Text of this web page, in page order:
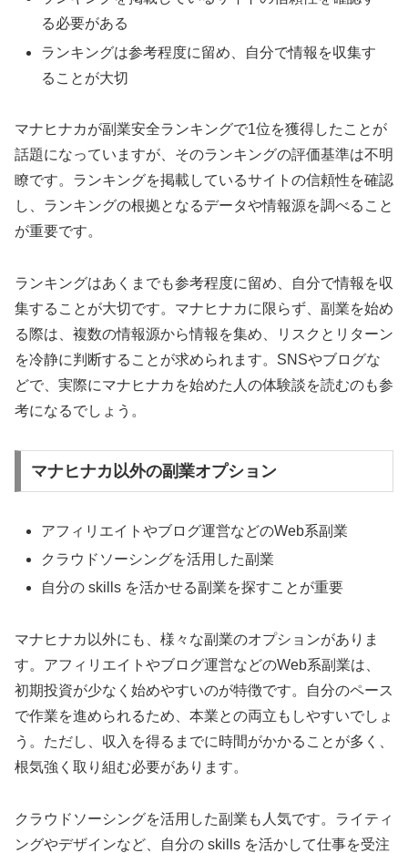
る必要がある
ランキングは参考程度に留め、自分で情報を収集す
ることが大切
マナヒナカが副業安全ランキングで1位を獲得したことが
話題になっていますが、そのランキングの評価基準は不明
瞭です。ランキングを掲載しているサイトの信頼性を確認
し、ランキングの根拠となるデータや情報源を調べること
が重要です。
ランキングはあくまでも参考程度に留め、自分で情報を収
集することが大切です。マナヒナカに限らず、副業を始め
る際は、複数の情報源から情報を集め、リスクとリターン
を冷静に判断することが求められます。SNSやブログな
どで、実際にマナヒナカを始めた人の体験談を読むのも参
考になるでしょう。
マナヒナカ以外の副業オプション
アフィリエイトやブログ運営などのWeb系副業
クラウドソーシングを活用した副業
自分の skills を活かせる副業を探すことが重要
マナヒナカ以外にも、様々な副業のオプションがありま
す。アフィリエイトやブログ運営などのWeb系副業は、
初期投資が少なく始めやすいのが特徴です。自分のペース
で作業を進められるため、本業との両立もしやすいでしょ
う。ただし、収入を得るまでに時間がかかることが多く、
根気強く取り組む必要があります。
クラウドソーシングを活用した副業も人気です。ライティ
ングやデザインなど、自分の skills を活かして仕事を受注